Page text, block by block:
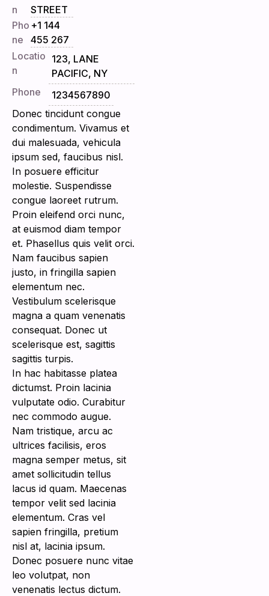
n
STREET
Pho
ne
+1 144
455 267
Locatio
n
123, LANE
PACIFIC, NY
Phone
1234567890
Donec tincidunt congue
condimentum. Vivamus et
dui malesuada, vehicula
ipsum sed, faucibus nisl.
In posuere efficitur
molestie. Suspendisse
congue laoreet rutrum.
Proin eleifend orci nunc,
at euismod diam tempor
et. Phasellus quis velit orci.
Nam faucibus sapien
justo, in fringilla sapien
elementum nec.
Vestibulum scelerisque
magna a quam venenatis
consequat. Donec ut
scelerisque est, sagittis
sagittis turpis.
In hac habitasse platea
dictumst. Proin lacinia
vulputate odio. Curabitur
nec commodo augue.
Nam tristique, arcu ac
ultrices facilisis, eros
magna semper metus, sit
amet sollicitudin tellus
lacus id quam. Maecenas
tempor velit sed lacinia
elementum. Cras vel
sapien fringilla, pretium
nisl at, lacinia ipsum.
Donec posuere nunc vitae
leo volutpat, non
venenatis lectus dictum.